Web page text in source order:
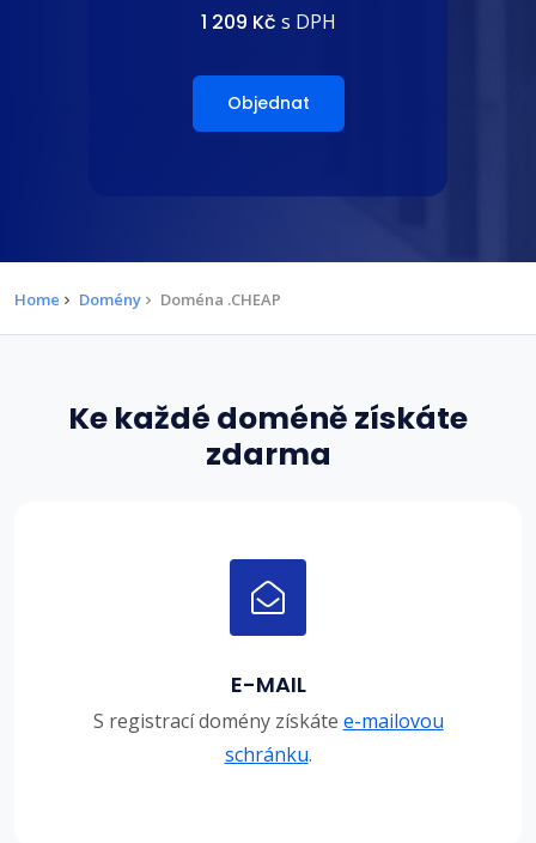
1 209 Kč s DPH
Objednat
Home Domény Doména .CHEAP
Ke každé doméně získáte
zdarma
E-MAIL
S registrací domény získáte e-mailovou
schránku.